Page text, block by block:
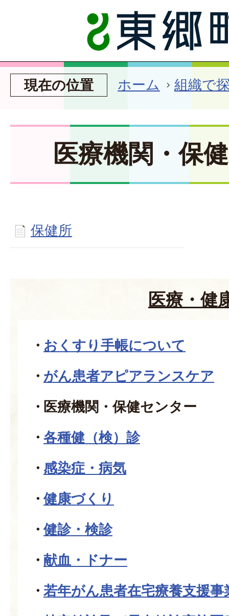
現在の位置 ホーム 組織で
医療機関・保
保健所
医療・健
おくすり手帳について
がん患者アピアランスケア
医療機関・保健センター
各種健（検）診
感染症・病気
健康づくり
健診・検診
献血・ドナー
若年がん患者在宅療養支援事